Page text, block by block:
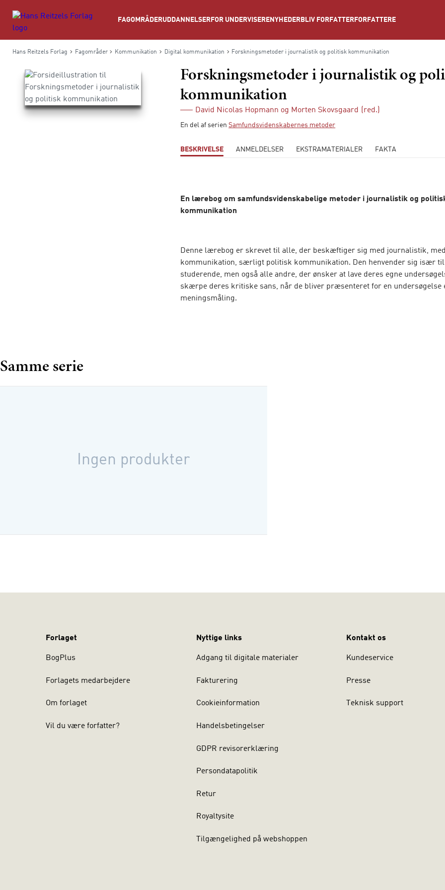
FAGOMRÅDERUDDANNELSER FOR UNDERVISERE NYHEDER BLIV FORFATTER FORFATTERE
Hans Reitzels Forlag Fagområder Kommunikation Digital kommunikation Forskningsmetoder i journalistik og politisk kommunikation
Forskningsmetoder i journalistik og
kommunikation
David Nicolas Hopmann og Morten Skovsgaard (red.)
En del af serienSamfundsvidenskabernes metoder
BESKRIVELSE ANMELDELSER EKSTRAMATERIALER FAKTA
En lærebog om samfundsvidenskabelige metoder i journalistik og
kommunikation
Denne lærebog er skrevet til alle, der beskæftiger sig med journalistik,
kommunikation, særligt politisk kommunikation. Den henvender sig især til
studerende, men også alle andre, der ønsker at lave deres egne
skærpe deres kritiske sans, når de bliver præsenteret for en undersøgelse
meningsmåling.
praktikanters dagligdag på redaktioner over politikernes tone i valgkampe
Samme serie
Ingen produkter
Forlaget
BogPlus
Forlagets medarbejdere
Om forlaget
Vil du være forfatter?
Nyttige links
Adgang til digitale materialer
Fakturering
Cookieinformation
Handelsbetingelser
GDPR revisorerklæring
Persondatapolitik
Retur
Royaltysite
Tilgængelighed på webshoppen
Kontakt os
Kundeservice
Presse
Teknisk support